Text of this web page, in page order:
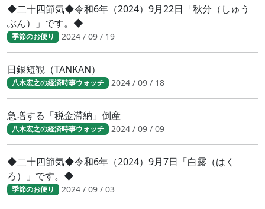
◆二十四節気◆令和6年（2024）9月22日「秋分（しゅう
ぶん）」です。◆
季節のお便り 2024 / 09 / 19
日銀短観（TANKAN）
八木宏之の経済時事ウォッチ 2024 / 09 / 18
急増する「税金滞納」倒産
八木宏之の経済時事ウォッチ 2024 / 09 / 09
◆二十四節気◆令和6年（2024）9月7日「白露（はく
ろ）」です。◆
季節のお便り 2024 / 09 / 03